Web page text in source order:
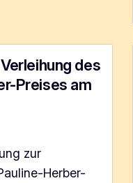
des
Preises am
zur
Herber-